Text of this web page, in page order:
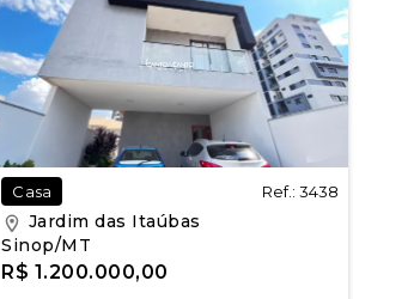
Casa Ref.: 3438
Jardim das Itaúbas
Sinop/MT
R$ 1.200.000,00